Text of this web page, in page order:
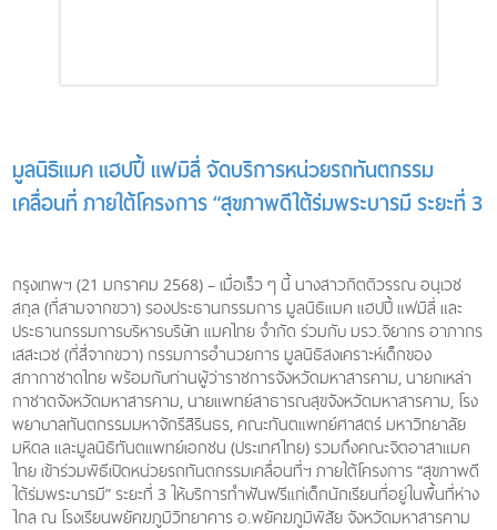
มูลนิธิแมค แฮปปี้ แฟมิลี่ จัดบริการหน่วยรถทันตกรรม
เคลื่อนที่ ภายใต้โครงการ “สุขภาพดีใต้ร่มพระบารมี ระยะที่ 3
กรุงเทพฯ (21 มกราคม 2568) – เมื่อเร็ว ๆ นี้ นางสาวกิตติวรรณ อนุเวช
สกุล (ที่สามจากขวา) รองประธานกรรมการ มูลนิธิแมค แฮปปี้ แฟมิลี่ และ
ประธานกรรมการบริหารบริษัท แมคไทย จำกัด ร่วมกับ มรว.จิยากร อาภากร
เสสะเวช (ที่สี่จากขวา) กรรมการอำนวยการ มูลนิธิสงเคราะห์เด็กของ
สภากาชาดไทย พร้อมกับท่านผู้ว่าราชการจังหวัดมหาสารคาม, นายกเหล่า
กาชาดจังหวัดมหาสารคาม, นายแพทย์สาธารณสุขจังหวัดมหาสารคาม, โรง
พยาบาลทันตกรรมมหาจักรีสิรินธร, คณะทันตแพทย์ศาสตร์ มหาวิทยาลัย
มหิดล และมูลนิธิทันตแพทย์เอกชน (ประเทศไทย) รวมถึงคณะจิตอาสาแมค
ไทย เข้าร่วมพิธีเปิดหน่วยรถทันตกรรมเคลื่อนที่ฯ ภายใต้โครงการ “สุขภาพดี
ใต้ร่มพระบารมี” ระยะที่ 3 ให้บริการทำฟันฟรีแก่เด็กนักเรียนที่อยู่ในพื้นที่ห่าง
ไกล ณ โรงเรียนพยัคฆภูมิวิทยาคาร อ.พยัคฆภูมิพิสัย จังหวัดมหาสารคาม